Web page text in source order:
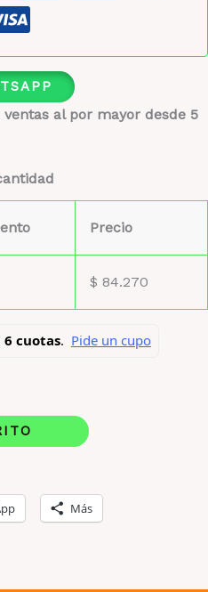
al por mayor desde 5
Precio
$ 84.270
Más